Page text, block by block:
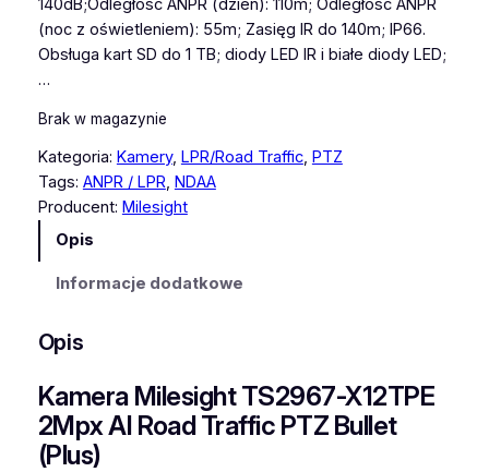
140dB;Odległość ANPR (dzień): 110m; Odległość ANPR
(noc z oświetleniem): 55m; Zasięg IR do 140m; IP66.
Obsługa kart SD do 1 TB; diody LED IR i białe diody LED;
…
Brak w magazynie
Kategoria: Kamery, LPR/Road Traffic, PTZ
Tags: ANPR / LPR, NDAA
Producent: Milesight
Opis
Informacje dodatkowe
Opis
Kamera Milesight TS2967-X12TPE
2Mpx AI Road Traffic PTZ Bullet
(Plus)